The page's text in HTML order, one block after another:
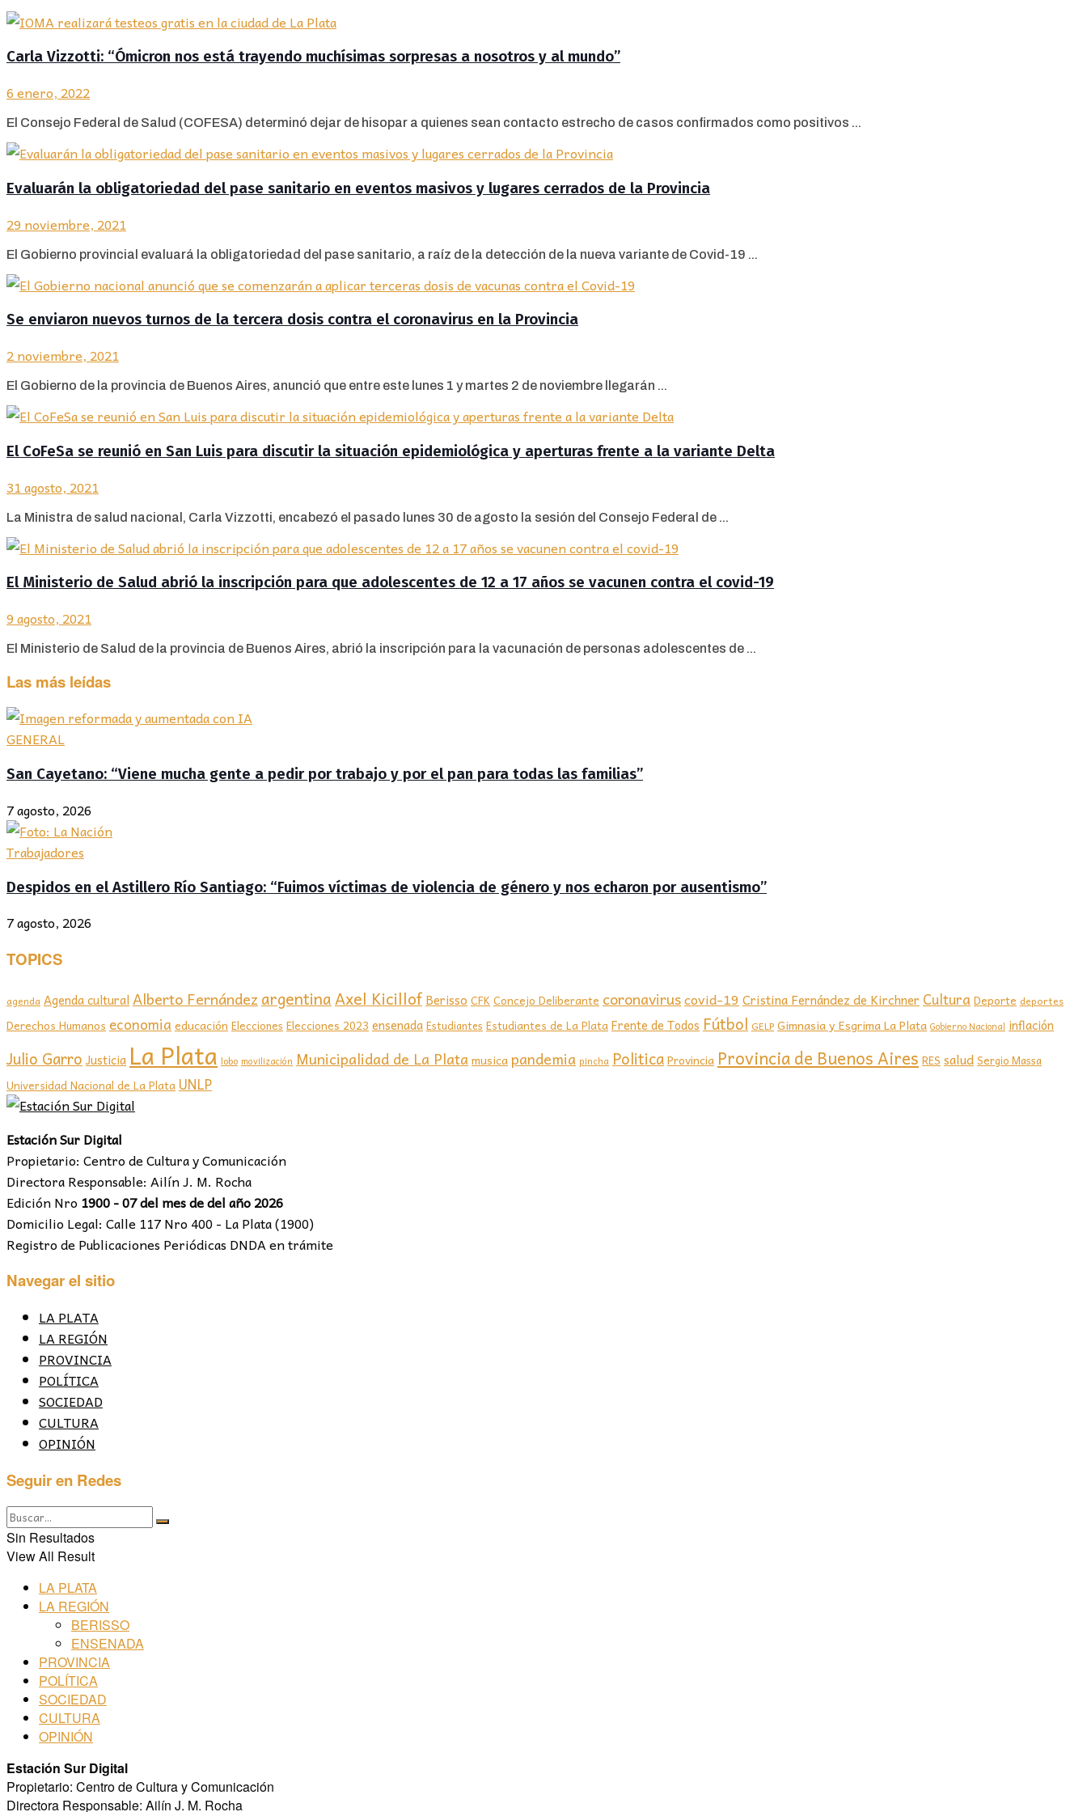
Carla Vizzotti: “Ómicron nos está trayendo muchísimas sorpresas a nosotros y al mundo”
6 enero, 2022
El Consejo Federal de Salud (COFESA) determinó dejar de hisopar a quienes sean contacto estrecho de casos confirmados como positivos ...
Evaluarán la obligatoriedad del pase sanitario en eventos masivos y lugares cerrados de la Provincia
29 noviembre, 2021
El Gobierno provincial evaluará la obligatoriedad del pase sanitario, a raíz de la detección de la nueva variante de Covid-19 ...
Se enviaron nuevos turnos de la tercera dosis contra el coronavirus en la Provincia
2 noviembre, 2021
El Gobierno de la provincia de Buenos Aires, anunció que entre este lunes 1 y martes 2 de noviembre llegarán ...
El CoFeSa se reunió en San Luis para discutir la situación epidemiológica y aperturas frente a la variante Delta
31 agosto, 2021
La Ministra de salud nacional, Carla Vizzotti, encabezó el pasado lunes 30 de agosto la sesión del Consejo Federal de ...
El Ministerio de Salud abrió la inscripción para que adolescentes de 12 a 17 años se vacunen contra el covid-19
9 agosto, 2021
El Ministerio de Salud de la provincia de Buenos Aires, abrió la inscripción para la vacunación de personas adolescentes de ...
Las más leídas
GENERAL
San Cayetano: “Viene mucha gente a pedir por trabajo y por el pan para todas las familias”
7 agosto, 2026
Trabajadores
Despidos en el Astillero Río Santiago: “Fuimos víctimas de violencia de género y nos echaron por ausentismo”
7 agosto, 2026
TOPICS
agenda Agenda culturalAlberto Fernández argentinaAxel Kicillof Berisso CFKConcejo Deliberante coronaviruscovid-19 Cristina Fernández de Kirchner Cultura Deporte deportes
Derechos Humanos economia educación Elecciones Elecciones 2023 ensenada Estudiantes Estudiantes de La PlataFrente de Todos Fútbol GELP Gimnasia y Esgrima La Plata Gobierno Nacional inflación
Julio Garro Justicia La Plata lobo movilización Municipalidad de La Plata musicapandemia pincha PoliticaProvincia Provincia de Buenos Aires RES saludSergio Massa
Universidad Nacional de La Plata UNLP
Estación Sur Digital
Propietario: Centro de Cultura y Comunicación
Directora Responsable: Ailín J. M. Rocha
Edición Nro 1900 - 07 del mes de del año 2026
Domicilio Legal: Calle 117 Nro 400 - La Plata (1900)
Registro de Publicaciones Periódicas DNDA en trámite
Navegar el sitio
LA PLATA
LA REGIÓN
PROVINCIA
POLÍTICA
SOCIEDAD
CULTURA
OPINIÓN
Seguir en Redes
Sin Resultados
View All Result
LA PLATA
LA REGIÓN
BERISSO
ENSENADA
PROVINCIA
POLÍTICA
SOCIEDAD
CULTURA
OPINIÓN
Estación Sur Digital
Propietario: Centro de Cultura y Comunicación
Directora Responsable: Ailín J. M. Rocha